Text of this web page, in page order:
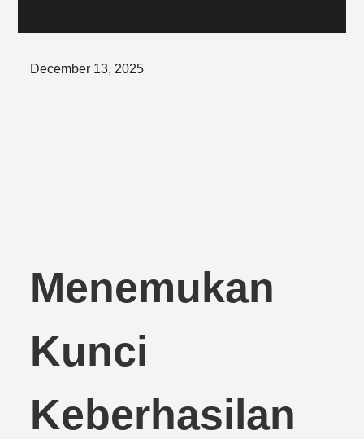
Posted
December 13, 2025
Menemukan
Kunci
Keberhasilan